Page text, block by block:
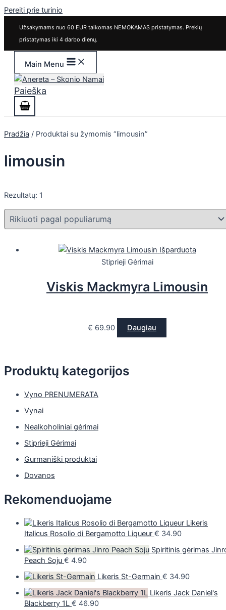
Pereiti prie turinio
Užsakymams nuo 60 EUR taikomas NEMOKAMAS pristatymas. Prekių
pristatymas iki 4 darbo dienų.
Main Menu
Paieška
Produktų kategorijos
Vyno PRENUMERATA
Vynai
Nealkoholiniai gėrimai
Stiprieji Gėrimai
Gurmaniški produktai
Dovanos
Rekomenduojame
Likeris
Italicus Rosolio di Bergamotto Liqueur € 34.90
Spiritinis gėrimas
Peach Soju € 4.90
Likeris St-Germain € 34.90
Likeris Jack Daniel's
Blackberry 1L € 46.90
Pradžia / Produktai su žymomis “limousin”
limousin
Rezultatų: 1
Išparduota
Stiprieji Gėrimai
Viskis Mackmyra Limousin
€ 69.90 Daugiau